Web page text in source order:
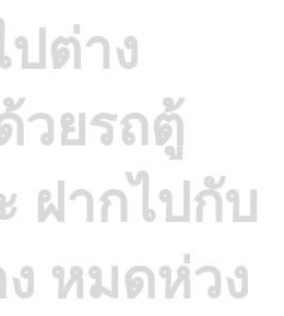
ต่าง
วยรถตู้
ฝากไปกับ
หมดห่วง